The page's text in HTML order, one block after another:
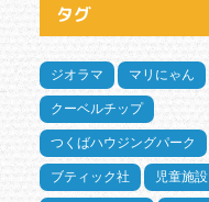
タグ
ジオラマ マリにゃん
クーベルチップ
つくばハウジングパーク
ブティック社 児童施設